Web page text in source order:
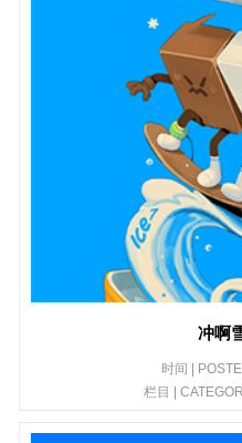
冲啊
时间 |
栏目 |